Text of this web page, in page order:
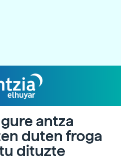
antza
duten froga
dituzte